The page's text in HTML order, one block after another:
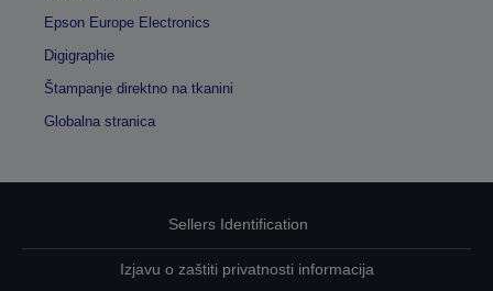
Epson Europe Electronics
Digigraphie
Štampanje direktno na tkanini
Globalna stranica
Sellers Identification
Izjavu o zaštiti privatnosti informacija